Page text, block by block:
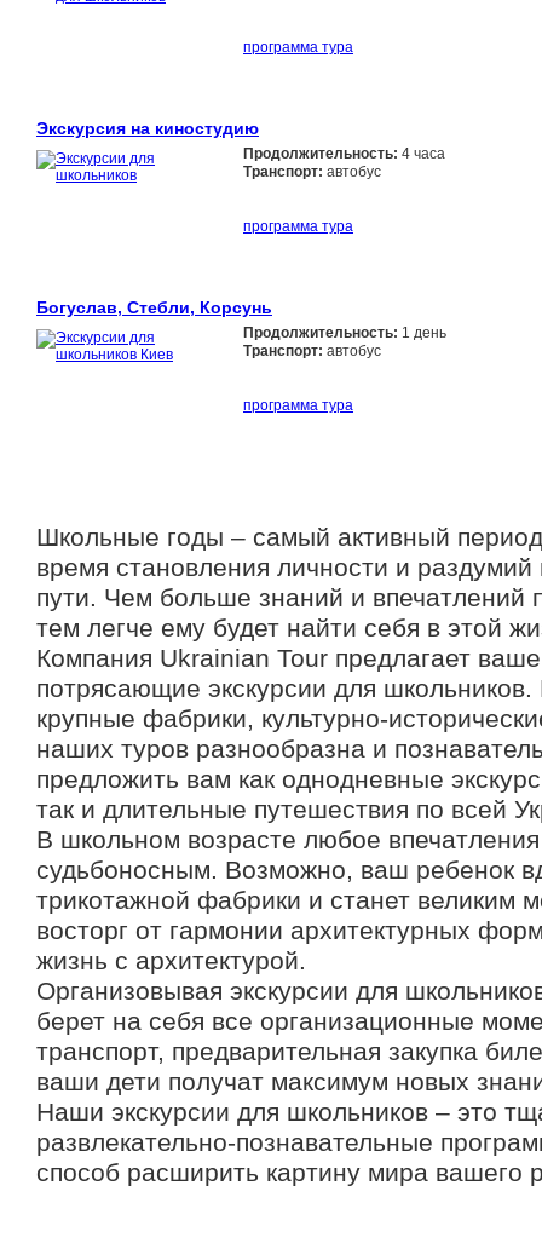
программа тура
Экскурсия на киностудию
Продолжительность: 4 часа
Транспорт: автобус
программа тура
Богуслав, Стебли, Корсунь
Продолжительность: 1 день
Транспорт: автобус
программа тура
Школьные годы – самый активный
время становления личности и
пути. Чем больше знаний и впечатлений
тем легче ему будет найти себя в этой
Компания Ukrainian Tour предлагает
потрясающие экскурсии для
крупные фабрики, культурно-
наших туров разнообразна и
предложить вам как однодневные
так и длительные путешествия по всей
В школьном возрасте любое
судьбоносным. Возможно, ваш ребенок
трикотажной фабрики и станет великим
восторг от гармонии архитектурных
жизнь с архитектурой.
Организовывая экскурсии для
берет на себя все организационные
транспорт, предварительная закупка
ваши дети получат максимум новых
Наши экскурсии для школьников – это
развлекательно-познавательные
способ расширить картину мира вашего